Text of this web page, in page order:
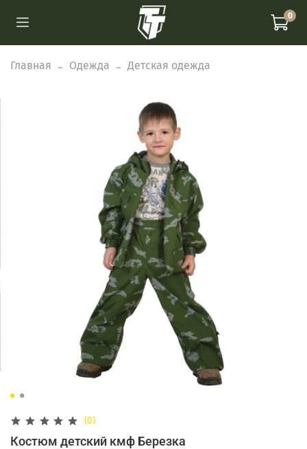
0
Главная Одежда Детская одежда
(0)
Костюм детский кмф Березка